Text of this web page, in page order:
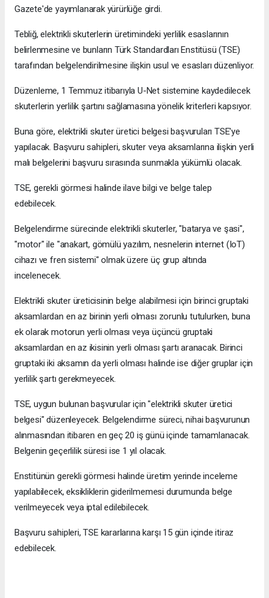
Gazete'de yayımlanarak yürürlüğe girdi.
Tebliğ, elektrikli skuterlerin üretimindeki yerlilik esaslarının
belirlenmesine ve bunların Türk Standardları Enstitüsü (TSE)
tarafından belgelendirilmesine ilişkin usul ve esasları düzenliyor.
Düzenleme, 1 Temmuz itibarıyla U-Net sistemine kaydedilecek
skuterlerin yerlilik şartını sağlamasına yönelik kriterleri kapsıyor.
Buna göre, elektrikli skuter üretici belgesi başvuruları TSE'ye
yapılacak. Başvuru sahipleri, skuter veya aksamlarına ilişkin yerli
malı belgelerini başvuru sırasında sunmakla yükümlü olacak.
TSE, gerekli görmesi halinde ilave bilgi ve belge talep
edebilecek.
Belgelendirme sürecinde elektrikli skuterler, "batarya ve şasi",
"motor" ile "anakart, gömülü yazılım, nesnelerin internet (IoT)
cihazı ve fren sistemi" olmak üzere üç grup altında
incelenecek.
Elektrikli skuter üreticisinin belge alabilmesi için birinci gruptaki
aksamlardan en az birinin yerli olması zorunlu tutulurken, buna
ek olarak motorun yerli olması veya üçüncü gruptaki
aksamlardan en az ikisinin yerli olması şartı aranacak. Birinci
gruptaki iki aksamın da yerli olması halinde ise diğer gruplar için
yerlilik şartı gerekmeyecek.
TSE, uygun bulunan başvurular için "elektrikli skuter üretici
belgesi" düzenleyecek. Belgelendirme süreci, nihai başvurunun
alınmasından itibaren en geç 20 iş günü içinde tamamlanacak.
Belgenin geçerlilik süresi ise 1 yıl olacak.
Enstitünün gerekli görmesi halinde üretim yerinde inceleme
yapılabilecek, eksikliklerin giderilmemesi durumunda belge
verilmeyecek veya iptal edilebilecek.
Başvuru sahipleri, TSE kararlarına karşı 15 gün içinde itiraz
edebilecek.